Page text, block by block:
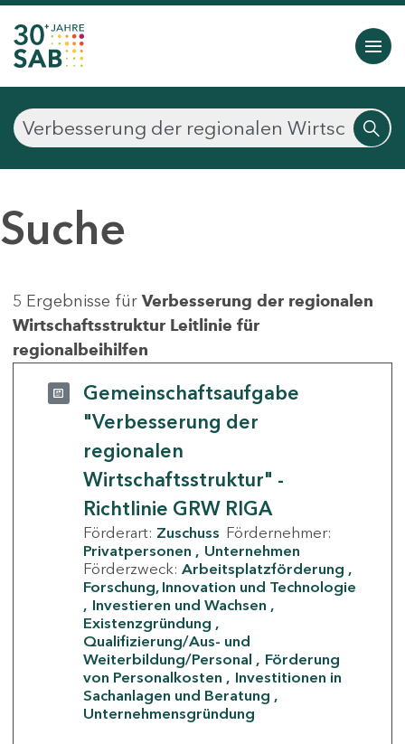
Suche
5 Ergebnisse für Verbesserung der regionalen
Wirtschaftsstruktur Leitlinie für
regionalbeihilfen
Gemeinschaftsaufgabe
"Verbesserung der
regionalen
Wirtschaftsstruktur" -
Richtlinie GRW RIGA
Förderart: Zuschuss Fördernehmer:
Privatpersonen
Unternehmen
Förderzweck: Arbeitsplatzförderung
Forschung, Innovation und Technologie
Investieren und Wachsen
Existenzgründung
Qualifizierung/Aus- und
Weiterbildung/Personal
Förderung
von Personalkosten
Investitionen in
Sachanlagen und Beratung
Unternehmensgründung